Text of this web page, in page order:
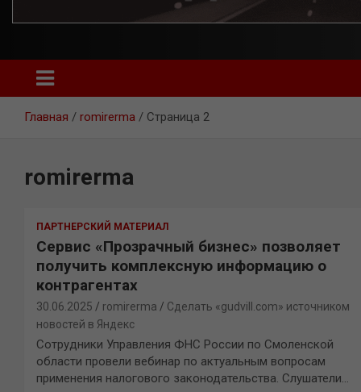
Главная romirerma Страница 2
romirerma
ПАРТНЕРСКИЙ МАТЕРИАЛ
Сервис «Прозрачный бизнес» позволяет
получить комплексную информацию о
контрагентах
30.06.2025 romirerma
Сделать «gudvill.com» источником
новостей в Яндекс
Сотрудники Управления ФНС России по Смоленской
области провели вебинар по актуальным вопросам
применения налогового законодательства. Слушатели…